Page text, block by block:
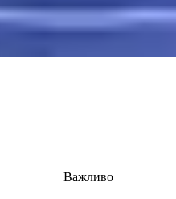
Важливо